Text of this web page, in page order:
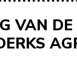
VAN DE